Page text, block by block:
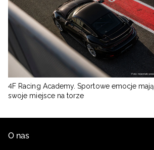
4F Racing Academy. Sportowe emocje mają
swoje miejsce na torze
O nas